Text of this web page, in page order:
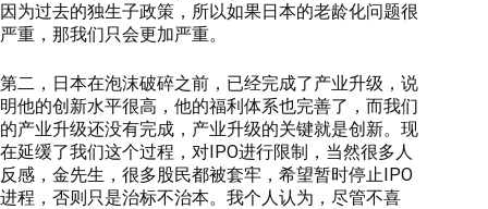
因为过去的独生子政策，所以如果日本的老龄化问题很
严重，那我们只会更加严重。
第二，日本在泡沫破碎之前，已经完成了产业升级，说
明他的创新水平很高，他的福利体系也完善了，而我们
的产业升级还没有完成，产业升级的关键就是创新。现
在延缓了我们这个过程，对IPO进行限制，当然很多人
反感，金先生，很多股民都被套牢，希望暂时停止IPO
进程，否则只是治标不治本。我个人认为，尽管不喜